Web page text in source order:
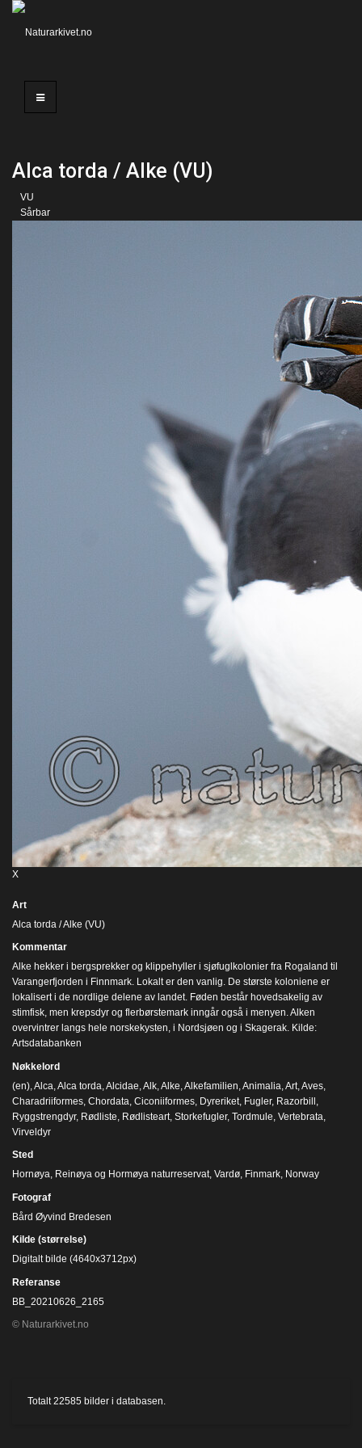
Alca torda / Alke (VU)
VU
Sårbar
X
Art
Alca torda / Alke (VU)
Kommentar
Alke hekker i bergsprekker og klippehyller i sjøfuglkolonier fra Rogaland til
Varangerfjorden i Finnmark. Lokalt er den vanlig. De største koloniene er
lokalisert i de nordlige delene av landet. Føden består hovedsakelig av
stimfisk, men krepsdyr og flerbørstemark inngår også i menyen. Alken
overvintrer langs hele norskekysten, i Nordsjøen og i Skagerak. Kilde:
Artsdatabanken
Nøkkelord
(en) Alca Alca torda Alcidae Alk Alke Alkefamilien Animalia Art Aves
Charadriiformes Chordata Ciconiiformes Dyreriket Fugler, Razorbill
Ryggstrengdyr, Rødliste Rødlisteart Storkefugler, Tordmule Vertebrata
Virveldyr
Sted
Hornøya, Reinøya og Hormøya naturreservat, Vardø, Finmark, Norway
Fotograf
Bård Øyvind Bredesen
Kilde (størrelse)
Digitalt bilde (4640x3712px)
Referanse
BB_20210626_2165
© Naturarkivet.no
Totalt22585 bilder i databasen.